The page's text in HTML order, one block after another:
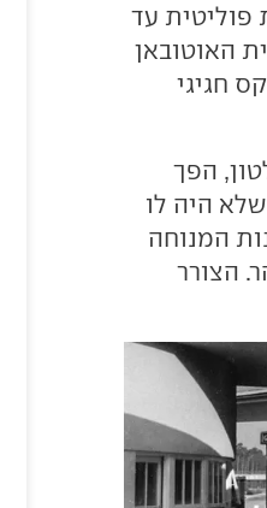
פוליטית עד
לשלטון - החלה באוגוסט 1933 בניית האוטובאן
חגיגי
הפך
היה לו
המנוחה
הצורר